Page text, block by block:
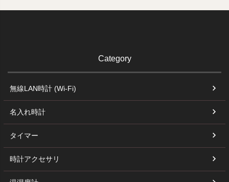
Category
無線LAN時計 (Wi-Fi)
名入れ時計
タイマー
時計アクセサリ